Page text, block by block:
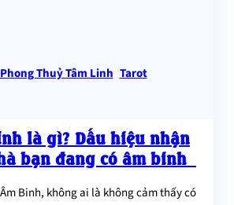
Phong Thuỷ Tâm Linh Tarot
là gì? Dấu hiệu nhận
bạn đang có âm binh
Binh, không ai là không cảm thấy có